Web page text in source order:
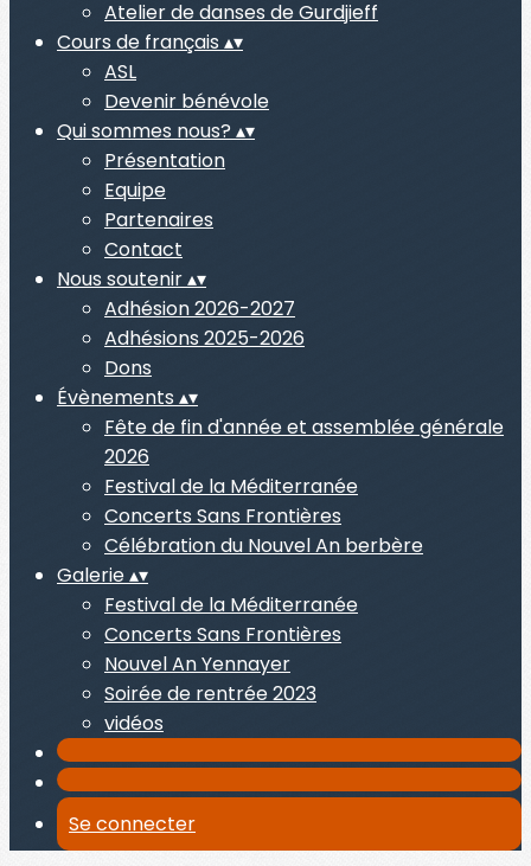
Atelier de danses de Gurdjieff
Cours de français ▴▾
ASL
Devenir bénévole
Qui sommes nous? ▴▾
Présentation
Equipe
Partenaires
Contact
Nous soutenir▴▾
Adhésion 2026-2027
Adhésions 2025-2026
Dons
Évènements ▴▾
Fête de fin d'année et assemblée générale
2026
Festival de la Méditerranée
Concerts Sans Frontières
Célébration du Nouvel An berbère
Galerie▴▾
Festival de la Méditerranée
Concerts Sans Frontières
Nouvel An Yennayer
Soirée de rentrée 2023
vidéos
Se connecter